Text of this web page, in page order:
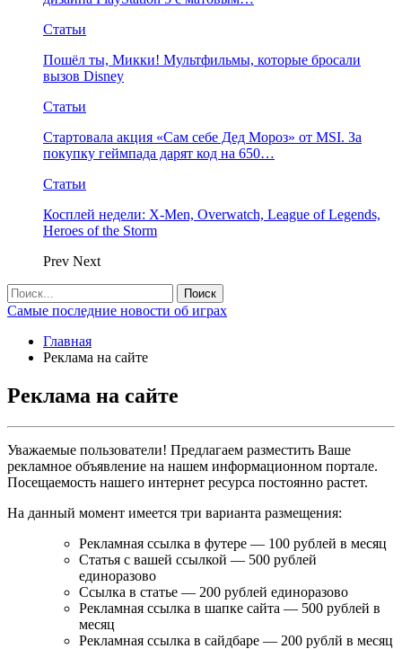
Статьи
Пошёл ты, Микки! Мультфильмы, которые бросали
вызов Disney
Статьи
Стартовала акция «Сам себе Дед Мороз» от MSI. За
покупку геймпада дарят код на 650…
Статьи
Косплей недели: X-Men, Overwatch, League of Legends,
Heroes of the Storm
Prev Next
Самые последние новости об играх
Главная
Реклама на сайте
Реклама на сайте
Уважаемые пользователи! Предлагаем разместить Ваше
рекламное объявление на нашем информационном портале.
Посещаемость нашего интернет ресурса постоянно растет.
На данный момент имеется три варианта размещения:
Рекламная ссылка в футере — 100 рублей в месяц
Статья с вашей ссылкой — 500 рублей
единоразово
Ссылка в статье — 200 рублей единоразово
Рекламная ссылка в шапке сайта — 500 рублей в
месяц
Рекламная ссылка в сайдбаре — 200 рублй в месяц